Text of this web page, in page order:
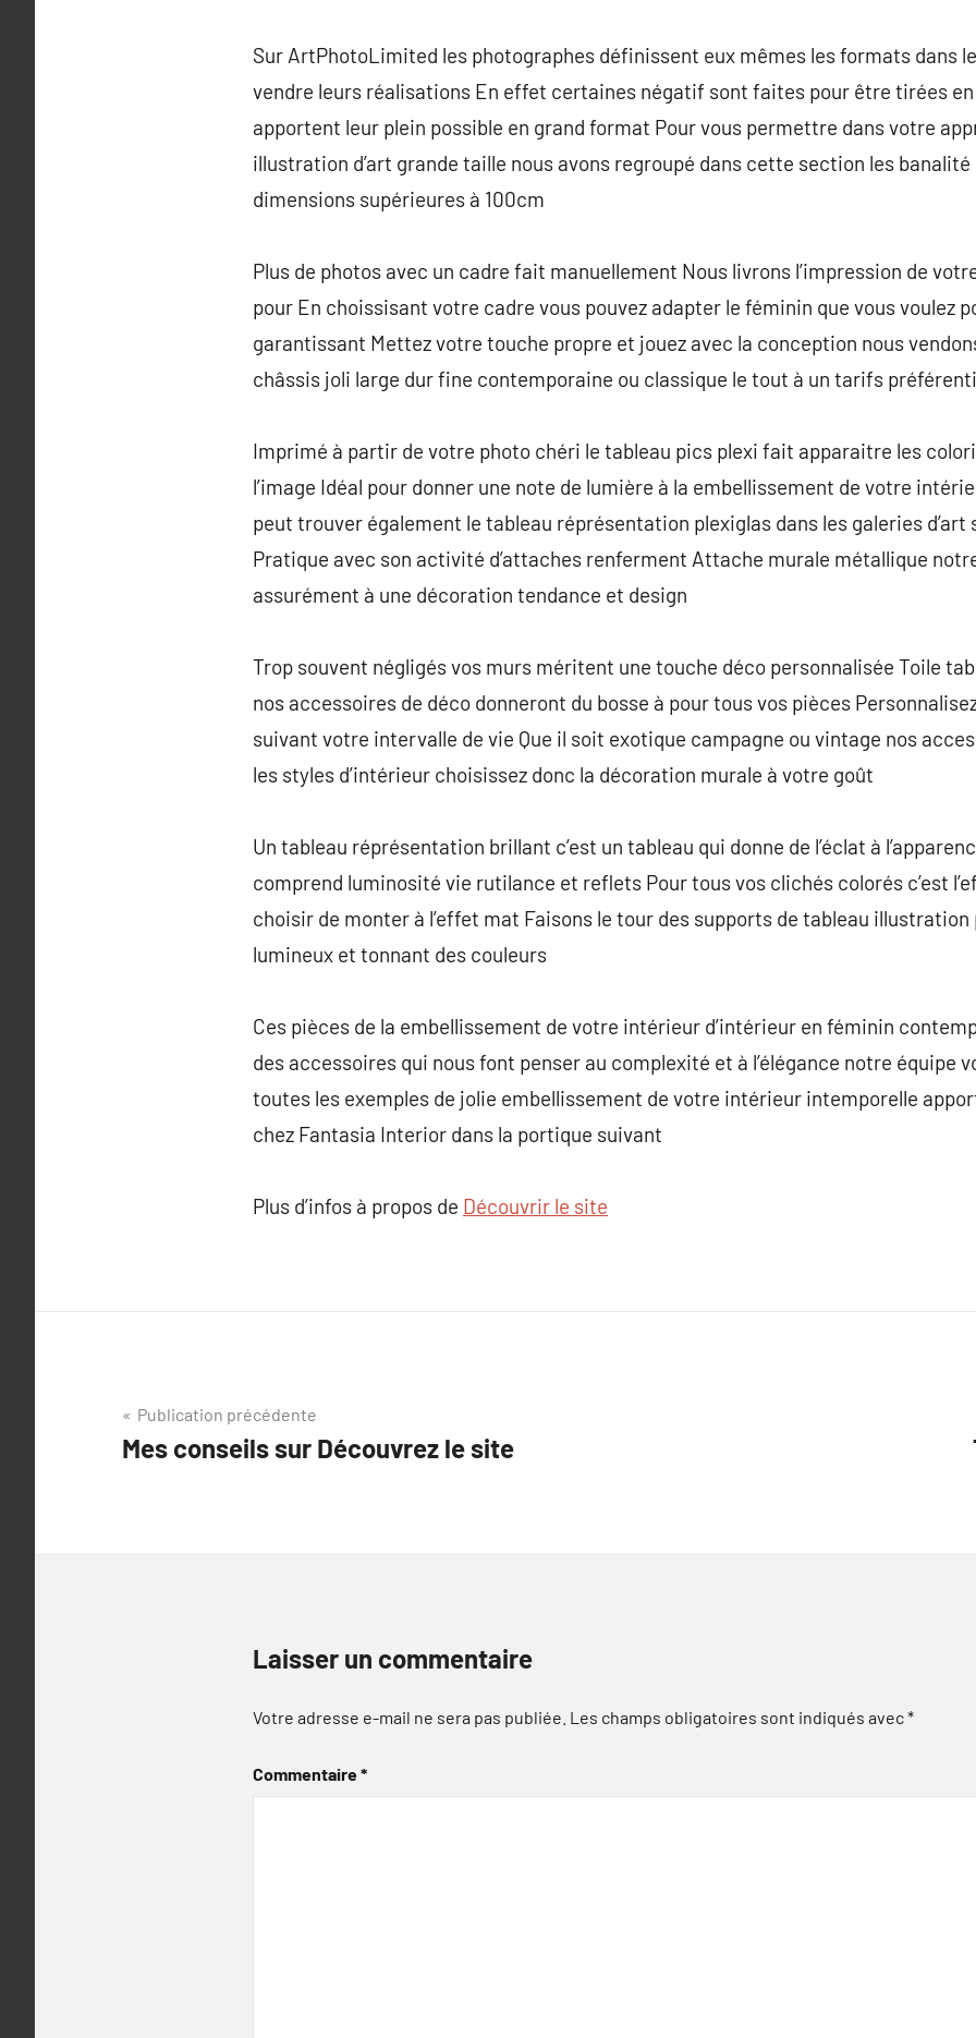
Sur ArtPhotoLimited les photographes définissent eux mêmes les formats dans
vendre leurs réalisations En effet certaines négatif sont faites pour être tirées en
apportent leur plein possible en grand format Pour vous permettre dans votre
illustration d’art grande taille nous avons regroupé dans cette section les banalité
dimensions supérieures à 100cm
Plus de photos avec un cadre fait manuellement Nous livrons l’impression de
pour En choissisant votre cadre vous pouvez adapter le féminin que vous voulez
garantissant Mettez votre touche propre et jouez avec la conception nous
châssis joli large dur fine contemporaine ou classique le tout à un tarifs
Imprimé à partir de votre photo chéri le tableau pics plexi fait apparaitre les
l’image Idéal pour donner une note de lumière à la embellissement de votre
peut trouver également le tableau réprésentation plexiglas dans les galeries
Pratique avec son activité d’attaches renferment Attache murale métallique
assurément à une décoration tendance et design
Trop souvent négligés vos murs méritent une touche déco personnalisée Toile
nos accessoires de déco donneront du bosse à pour tous vos pièces
suivant votre intervalle de vie Que il soit exotique campagne ou vintage nos
les styles d’intérieur choisissez donc la décoration murale à votre goût
Un tableau réprésentation brillant c’est un tableau qui donne de l’éclat à
comprend luminosité vie rutilance et reflets Pour tous vos clichés colorés c’est
choisir de monter à l’effet mat Faisons le tour des supports de tableau
lumineux et tonnant des couleurs
Ces pièces de la embellissement de votre intérieur d’intérieur en féminin
des accessoires qui nous font penser au complexité et à l’élégance notre équipe
toutes les exemples de jolie embellissement de votre intérieur intemporelle
chez Fantasia Interior dans la portique suivant
Plus d’infos à propos de Découvrir le site
Navigation
de
Publication précédente
Mes conseils sur Découvrez le site
Laisser un commentaire
Votre adresse e-mail ne sera pas publiée. Les champs obligatoires sont indiqués avec*
Commentaire*